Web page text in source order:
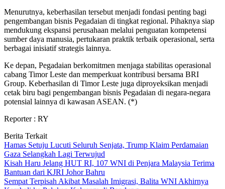
Menurutnya, keberhasilan tersebut menjadi fondasi penting bagi
pengembangan bisnis Pegadaian di tingkat regional. Pihaknya siap
mendukung ekspansi perusahaan melalui penguatan kompetensi
sumber daya manusia, pertukaran praktik terbaik operasional, serta
berbagai inisiatif strategis lainnya.
Ke depan, Pegadaian berkomitmen menjaga stabilitas operasional
cabang Timor Leste dan memperkuat kontribusi bersama BRI
Group. Keberhasilan di Timor Leste juga diproyeksikan menjadi
cetak biru bagi pengembangan bisnis Pegadaian di negara-negara
potensial lainnya di kawasan ASEAN. (*)
Reporter : RY
Berita Terkait
Hamas Setuju Lucuti Seluruh Senjata, Trump Klaim Perdamaian
Gaza Selangkah Lagi Terwujud
Kisah Haru Jelang HUT RI, 107 WNI di Penjara Malaysia Terima
Bantuan dari KJRI Johor Bahru
Sempat Terpisah Akibat Masalah Imigrasi, Balita WNI Akhirnya